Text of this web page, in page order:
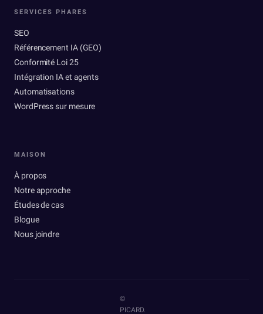
SERVICES PHARES
SEO
Référencement IA (GEO)
Conformité Loi 25
Intégration IA et agents
Automatisations
WordPress sur mesure
MAISON
À propos
Notre approche
Études de cas
Blogue
Nous joindre
©
PICARD.